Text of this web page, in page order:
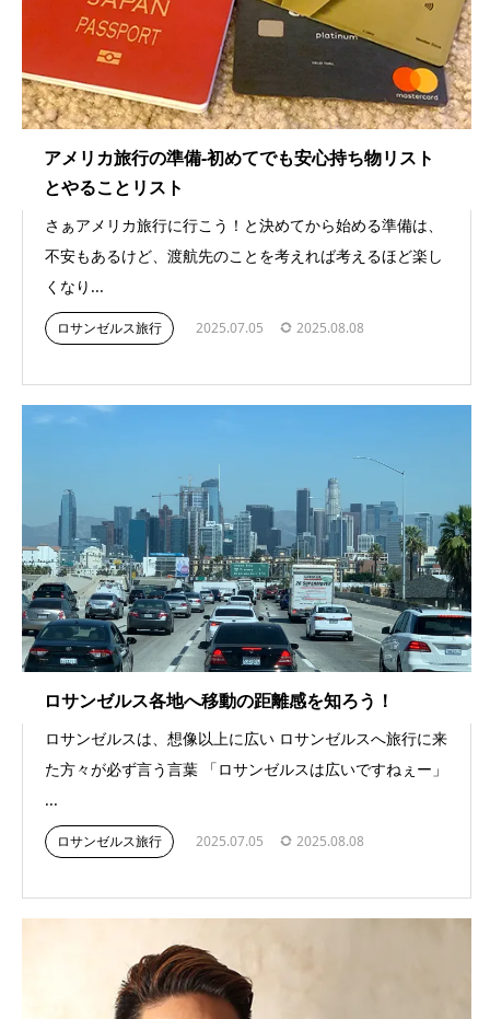
アメリカ旅行の準備-初めてでも安心持ち物リスト
とやることリスト
さぁアメリカ旅行に行こう！と決めてから始める準備は、
不安もあるけど、渡航先のことを考えれば考えるほど楽し
くなり...
ロサンゼルス旅行 2025.07.05 2025.08.08
ロサンゼルス各地へ移動の距離感を知ろう！
ロサンゼルスは、想像以上に広い ロサンゼルスへ旅行に来
た方々が必ず言う言葉 「ロサンゼルスは広いですねぇー」
...
ロサンゼルス旅行 2025.07.05 2025.08.08